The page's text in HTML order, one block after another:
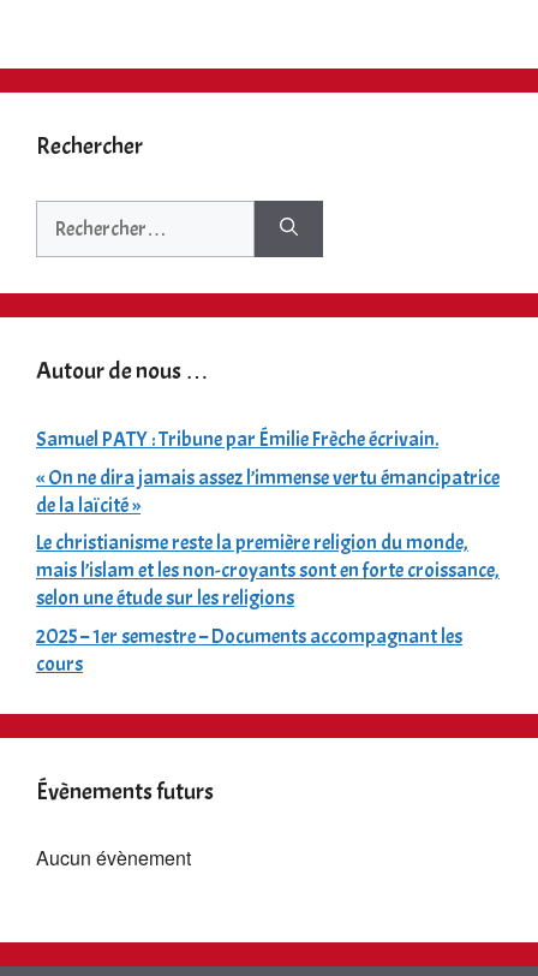
Rechercher
Rechercher :
Autour de nous …
Samuel PATY : Tribune par Émilie Frèche écrivain.
« On ne dira jamais assez l’immense vertu émancipatrice
de la laïcité »
Le christianisme reste la première religion du monde,
mais l’islam et les non-croyants sont en forte croissance,
selon une étude sur les religions
2025 – 1er semestre – Documents accompagnant les
cours
Évènements futurs
Aucun évènement